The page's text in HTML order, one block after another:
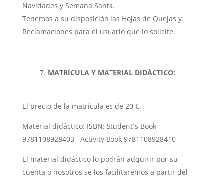
Navidades y Semana Santa.
Tenemos a su disposición las Hojas de Quejas y
Reclamaciones para el usuario que lo solicite.
MATRÍCULA Y MATERIAL DIDÁCTICO:
El precio de la matrícula es de 20 €.
Material didáctico: ISBN: Student´s Book
9781108928403 Activity Book 9781108928410
El material didáctico lo podrán adquirir por su
cuenta o nosotros se los facilitaremos a partir del